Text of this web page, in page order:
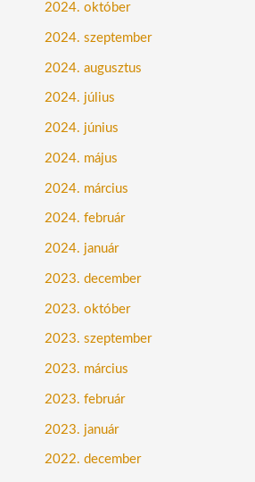
2024. október
2024. szeptember
2024. augusztus
2024. július
2024. június
2024. május
2024. március
2024. február
2024. január
2023. december
2023. október
2023. szeptember
2023. március
2023. február
2023. január
2022. december